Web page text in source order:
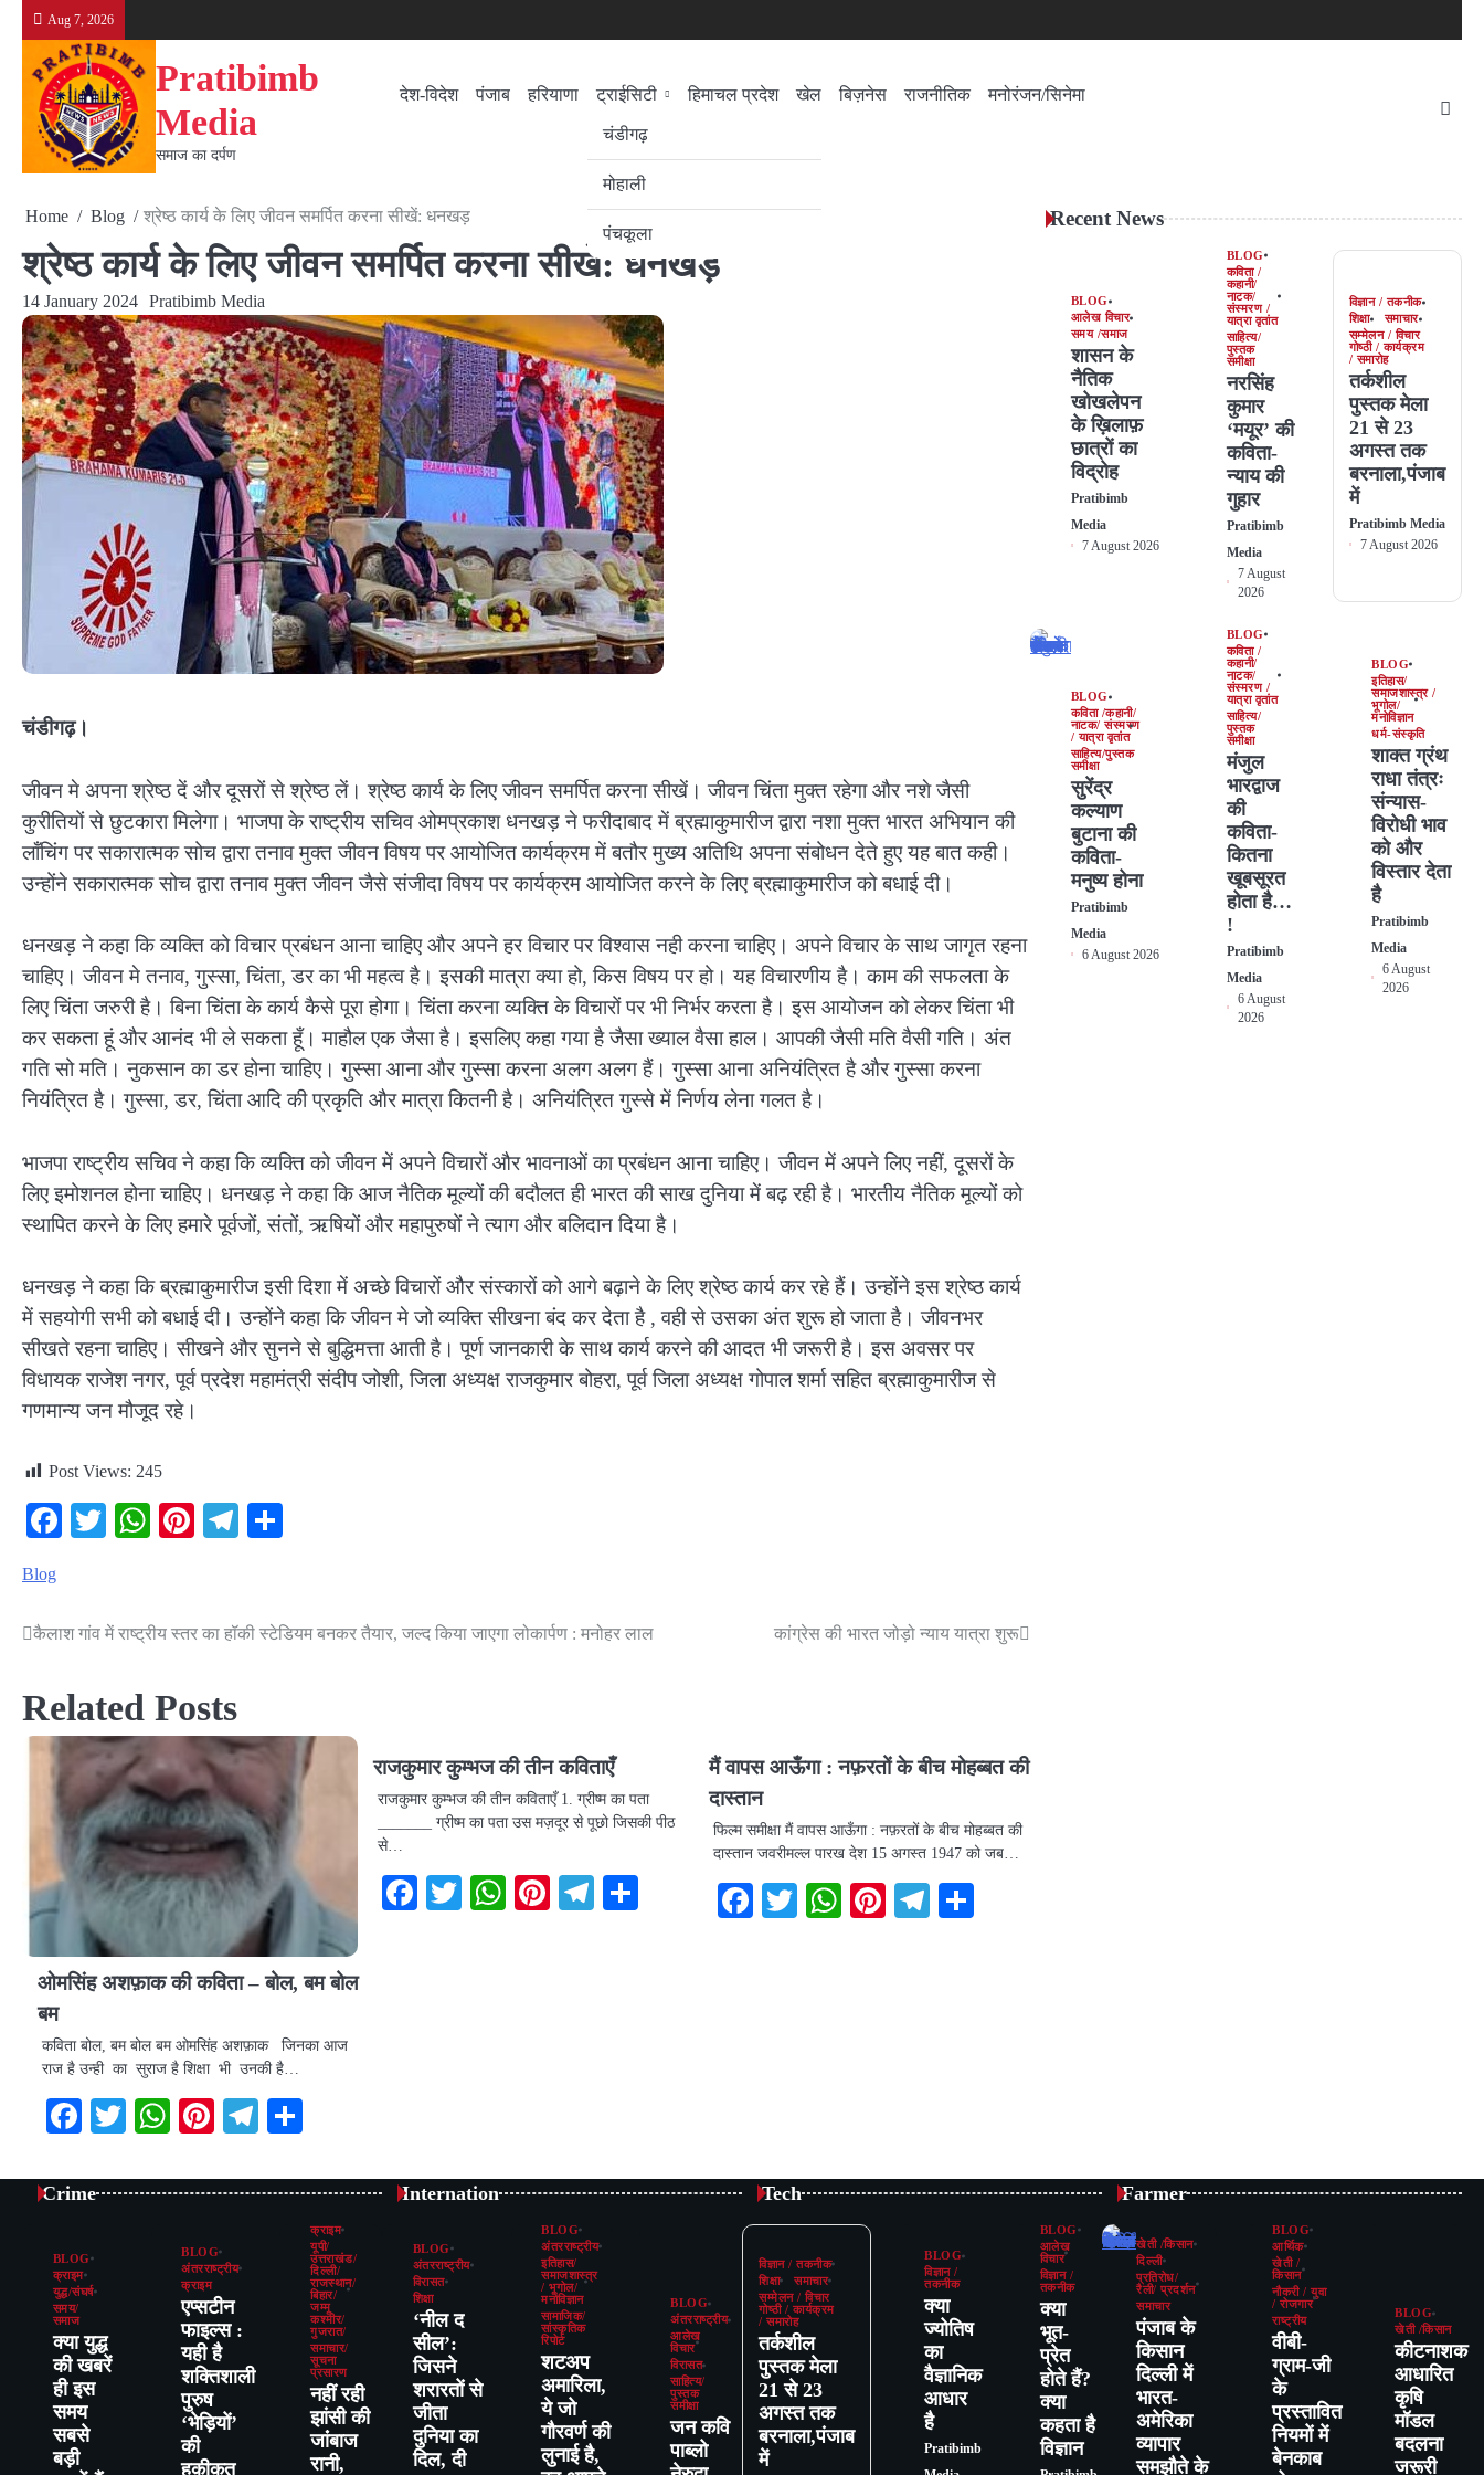
content
Aug 7, 2026
Pratibimb
Media
समाज का दर्पण
देश-विदेश पंजाब हरियाणा
ट्राईसिटी
चंडीगढ़
मोहाली
पंचकूला
हिमाचल प्रदेश खेल बिज़नेस राजनीतिक
मनोरंजन/सिनेमा
Home Blog श्रेष्ठ कार्य के लिए जीवन समर्पित करना सीखें: धनखड़
श्रेष्ठ कार्य के लिए जीवन समर्पित करना सीखें: धनखड़
14 January 2024 Pratibimb Media
चंडीगढ़।
जीवन मे अपना श्रेष्ठ दें और दूसरों से श्रेष्ठ लें। श्रेष्ठ कार्य के लिए जीवन समर्पित करना सीखें। जीवन चिंता मुक्त रहेगा और नशे जैसी
कुरीतियों से छुटकारा मिलेगा। भाजपा के राष्ट्रीय सचिव ओमप्रकाश धनखड़ ने फरीदाबाद में ब्रह्माकुमारीज द्वारा नशा मुक्त भारत अभियान की
लॉंचिंग पर सकारात्मक सोच द्वारा तनाव मुक्त जीवन विषय पर आयोजित कार्यक्रम में बतौर मुख्य अतिथि अपना संबोधन देते हुए यह बात कही।
उन्होंने सकारात्मक सोच द्वारा तनाव मुक्त जीवन जैसे संजीदा विषय पर कार्यक्रम आयोजित करने के लिए ब्रह्माकुमारीज को बधाई दी।
धनखड़ ने कहा कि व्यक्ति को विचार प्रबंधन आना चाहिए और अपने हर विचार पर विश्वास नही करना चाहिए। अपने विचार के साथ जागृत रहना
चाहिए। जीवन मे तनाव, गुस्सा, चिंता, डर का भी महत्व है। इसकी मात्रा क्या हो, किस विषय पर हो। यह विचारणीय है। काम की सफलता के
लिए चिंता जरुरी है। बिना चिंता के कार्य कैसे पूरा होगा। चिंता करना व्यक्ति के विचारों पर भी निर्भर करता है। इस आयोजन को लेकर चिंता भी
कर सकता हूं और आनंद भी ले सकता हूँ। माहौल एक जैसा है। इसलिए कहा गया है जैसा ख्याल वैसा हाल। आपकी जैसी मति वैसी गति। अंत
गति सो मति। नुकसान का डर होना चाहिए। गुस्सा आना और गुस्सा करना अलग अलग हैं। गुस्सा आना अनियंत्रित है और गुस्सा करना
नियंत्रित है। गुस्सा, डर, चिंता आदि की प्रकृति और मात्रा कितनी है। अनियंत्रित गुस्से में निर्णय लेना गलत है।
भाजपा राष्ट्रीय सचिव ने कहा कि व्यक्ति को जीवन में अपने विचारों और भावनाओं का प्रबंधन आना चाहिए। जीवन में अपने लिए नहीं, दूसरों के
लिए इमोशनल होना चाहिए। धनखड़ ने कहा कि आज नैतिक मूल्यों की बदौलत ही भारत की साख दुनिया में बढ़ रही है। भारतीय नैतिक मूल्यों को
स्थापित करने के लिए हमारे पूर्वजों, संतों, ऋषियों और महापुरुषों ने त्याग और बलिदान दिया है।
धनखड़ ने कहा कि ब्रह्माकुमारीज इसी दिशा में अच्छे विचारों और संस्कारों को आगे बढ़ाने के लिए श्रेष्ठ कार्य कर रहे हैं। उन्होंने इस श्रेष्ठ कार्य
में सहयोगी सभी को बधाई दी। उन्होंने कहा कि जीवन मे जो व्यक्ति सीखना बंद कर देता है , वही से उसका अंत शुरू हो जाता है। जीवनभर
सीखते रहना चाहिए। सीखने और सुनने से बुद्धिमत्ता आती है। पूर्ण जानकारी के साथ कार्य करने की आदत भी जरूरी है। इस अवसर पर
विधायक राजेश नगर, पूर्व प्रदेश महामंत्री संदीप जोशी, जिला अध्यक्ष राजकुमार बोहरा, पूर्व जिला अध्यक्ष गोपाल शर्मा सहित ब्रह्माकुमारीज से
गणमान्य जन मौजूद रहे।
Post Views: 245
Facebook
TwitterWhatsApp
PinterestTelegram
Blog
Post
कैलाश गांव में राष्ट्रीय स्तर का हॉकी स्टेडियम बनकर तैयार, जल्द किया जाएगा लोकार्पण : मनोहर लाल कांग्रेस की भारत जोड़ो न्याय यात्रा शुरू
Related Posts
ओमसिंह अशफ़ाक की कविता – बोल, बम बोल
बम
कविता बोल, बम बोल बम ओमसिंह अशफ़ाक जिनका आज
राज है उन्ही का सुराज है शिक्षा भी उनकी है…
Facebook
TwitterWhatsApp
PinterestTelegram
राजकुमार कुम्भज की तीन कविताएँ
राजकुमार कुम्भज की तीन कविताएँ 1. ग्रीष्म का पता
_______ ग्रीष्म का पता उस मज़दूर से पूछो जिसकी पीठ
से…
Facebook
TwitterWhatsApp
PinterestTelegram
Share
मैं वापस आऊँगा : नफ़रतों के बीच मोहब्बत की
दास्तान
फिल्म समीक्षा मैं वापस आऊँगा : नफ़रतों के बीच मोहब्बत की
दास्तान जवरीमल्ल पारख देश 15 अगस्त 1947 को जब…
Facebook
TwitterWhatsApp
PinterestTelegram
Recent News
BLOG
आलेख विचार
समय /समाज
शासन के
नैतिक
खोखलेपन
के ख़िलाफ़
छात्रों का
विद्रोह
Pratibimb
Media
7 August 2026
BLOG
कविता /
कहानी/
नाटक/
संस्मरण /
यात्रा वृतांत
साहित्य/
पुस्तक
समीक्षा
नरसिंह
कुमार
‘मयूर’ की
कविता-
न्याय की
गुहार
Pratibimb
Media
7 August
2026
विज्ञान / तकनीक
शिक्षा
समाचार
सम्मेलन / विचार
गोष्ठी / कार्यक्रम
/ समारोह
तर्कशील
पुस्तक मेला
21 से 23
अगस्त तक
बरनाला,पंजाब
में
Pratibimb Media
7 August 2026
BLOG
कविता /कहानी/
नाटक/ संस्मरण
/ यात्रा वृतांत
साहित्य/पुस्तक
समीक्षा
सुरेंद्र
कल्याण
बुटाना की
कविता-
मनुष्य होना
Pratibimb
Media
6 August 2026
BLOG
कविता /
कहानी/
नाटक/
संस्मरण /
यात्रा वृतांत
साहित्य/
पुस्तक
समीक्षा
मंजुल
भारद्वाज
की
कविता-
कितना
खूबसूरत
होता है…
!
Pratibimb
Media
6 August
2026
BLOG
इतिहास/
समाजशास्त्र /
भूगोल/
मनोविज्ञान
धर्म-संस्कृति
शाक्त ग्रंथ
राधा तंत्रः
संन्यास-
विरोधी भाव
को और
विस्तार देता
है
Pratibimb
Media
6 August
2026
Crime
BLOG
क्राइम
युद्ध/संघर्ष
समय/
समाज
क्या युद्ध
की खबरें
ही इस
समय
सबसे
बड़ी
BLOG
अंतरराष्ट्रीय
क्राइम
एप्सटीन
फाइल्स :
यही है
शक्तिशाली
पुरुष
‘भेड़ियों’
की
हक़ीक़त
क्राइम
यूपी/
उत्तराखंड/
दिल्ली/
राजस्थान/
बिहार/
जम्मू
कश्मीर/
गुजरात/
समाचार/
सूचना
प्रसारण
नहीं रही
झांसी की
जांंबाज
रानी,
Internation
BLOG
अंतरराष्ट्रीय
विरासत
शिक्षा
‘नील द
सील’:
जिसने
शरारतों से
जीता
दुनिया का
दिल, दी
BLOG
अंतरराष्ट्रीय
इतिहास/
समाजशास्त्र
/ भूगोल/
मनोविज्ञान
सामाजिक/
सांस्कृतिक
रिपोर्ट
शटअप
अमारिला,
ये जो
गौरवर्ण की
लुनाई है,
BLOG
अंतरराष्ट्रीय
आलेख
विचार
विरासत
साहित्य/
पुस्तक
समीक्षा
जन कवि
पाब्लो
Tech
विज्ञान / तकनीक
शिक्षा
समाचार
सम्मेलन / विचार
गोष्ठी / कार्यक्रम
/ समारोह
तर्कशील
पुस्तक मेला
21 से 23
अगस्त तक
बरनाला,पंजाब
में
BLOG
विज्ञान /
तकनीक
क्या
ज्योतिष
का
वैज्ञानिक
आधार
है
Pratibimb
BLOG
आलेख
विचार
विज्ञान /
तकनीक
क्या
भूत-
प्रेत
होते हैं?
क्या
कहता है
विज्ञान
Farmer
खेती /किसान
दिल्ली
प्रतिरोध/
रैली/ प्रदर्शन
समाचार
पंजाब के
किसान
दिल्ली में
भारत-
अमेरिका
व्यापार
समझौते के
BLOG
आर्थिक
खेती /
किसान
नौकरी / युवा
/ रोजगार
राष्ट्रीय
वीबी-
ग्राम-जी
के
प्रस्तावित
नियमों में
बेनकाब
BLOG
खेती /किसान
कीटनाशक
आधारित
कृषि
मॉडल
बदलना
जरूरी